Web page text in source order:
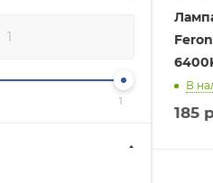
В
185
1